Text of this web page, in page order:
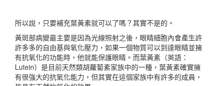
所以說，只要補充葉黃素就可以了嗎？其實不是的。
黃斑部病變最主要是因為光線照射之後，眼睛細胞內會產生許
許多多的自由基與氧化壓力，如果一個物質可以到達眼睛並擁
有抗氧化的功能時，他就能保護眼睛。而葉黃素（英語：
Lutein）是目前天然類胡蘿蔔素家族中的一種，葉黃素確實擁
有很強大的抗氧化能力，但其實在這個家族中有許多的成員，